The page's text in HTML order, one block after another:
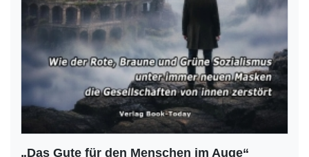
„Das Gute für den Menschen im Auge“